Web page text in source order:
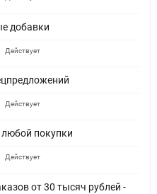
добавки
Действует
любой покупки
Действует
от 30 тысяч рублей -
Действует